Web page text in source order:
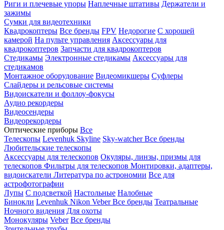
Риги и плечевые упоры Наплечные штативы Держатели и
зажимы
Сумки для видеотехники
Квадрокоптеры Все бренды FPV Недорогие С хорошей
камерой На пульте управления Аксессуары для
квадрокоптеров Запчасти для квадрокоптеров
Стедикамы Электронные стедикамы Аксессуары для
стедикамов
Монтажное оборудование Видеомикшеры Суфлеры
Слайдеры и рельсовые системы
Видоискатели и фоллоу-фокусы
Аудио рекордеры
Видеосендеры
Видеорекордеры
Оптические приборы Все
Телескопы Levenhuk Skyline Sky-watcherВсе бренды
Любительские телескопы
Аксессуары для телескопов Окуляры, линзы, призмы для
телескопов Фильтры для телескопов Монтировки, адаптеры,
видоискатели Литература по астрономии Все для
астрофотографии
Лупы С подсветкой Настольные Налобные
Бинокли Levenhuk Nikon VeberВсе бренды Театральные
Ночного видения Для охоты
Монокуляры Veber Все бренды